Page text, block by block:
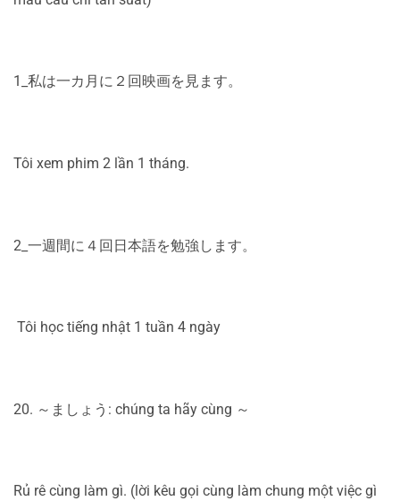
1_私は一カ月に２回映画を見ます。
Tôi xem phim 2 lần 1 tháng.
2_一週間に４回日本語を勉強します。
Tôi học tiếng nhật 1 tuần 4 ngày
20. ～ましょう: chúng ta hãy cùng ～
Rủ rê cùng làm gì. (lời kêu gọi cùng làm chung một việc gì